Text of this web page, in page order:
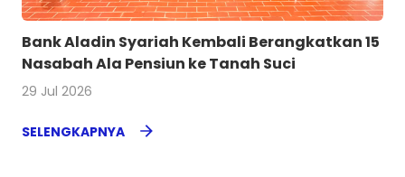
Bank Aladin Syariah Kembali Berangkatkan 15
Nasabah Ala Pensiun ke Tanah Suci
29 Jul 2026
SELENGKAPNYA